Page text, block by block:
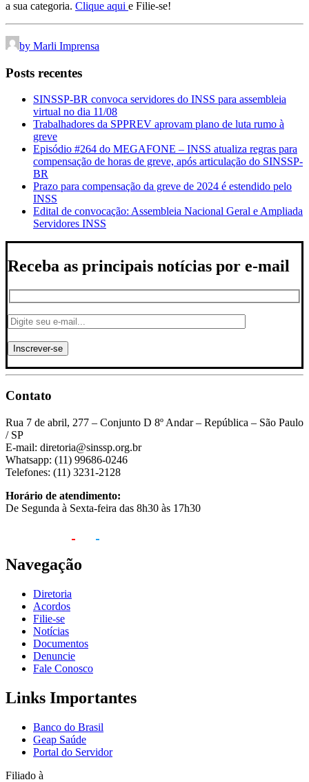
a sua categoria. Clique aqui e Filie-se!
by Marli Imprensa
Posts recentes
SINSSP-BR convoca servidores do INSS para assembleia
virtual no dia 11/08
Trabalhadores da SPPREV aprovam plano de luta rumo à
greve
Episódio #264 do MEGAFONE – INSS atualiza regras para
compensação de horas de greve, após articulação do SINSSP-
BR
Prazo para compensação da greve de 2024 é estendido pelo
INSS
Edital de convocação: Assembleia Nacional Geral e Ampliada
Servidores INSS
Receba as principais notícias por e-mail
Contato
Rua 7 de abril, 277 – Conjunto D 8º Andar – República – São Paulo
/ SP
E-mail: diretoria@sinssp.org.br
Whatsapp: (11) 99686-0246
Telefones: (11) 3231-2128
Horário de atendimento:
De Segunda à Sexta-feira das 8h30 às 17h30
Navegação
Diretoria
Acordos
Filie-se
Notícias
Documentos
Denuncie
Fale Conosco
Links Importantes
Banco do Brasil
Geap Saúde
Portal do Servidor
Filiado à